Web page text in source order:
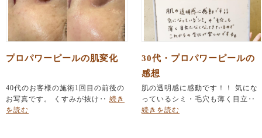
プロパワーピールの肌変化
40代のお客様の施術1回目の前後の
お写真です。 くすみが抜け‥ 続き
を読む
30代・プロパワーピールの
感想
肌の透明感に感動です！！ 気にな
っているシミ・毛穴も薄く目立‥
続きを読む